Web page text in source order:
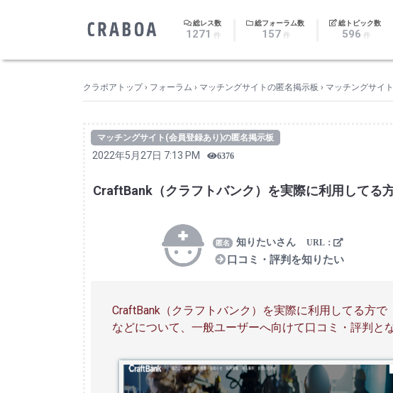
総レス数
1271 件
総フォーラム数
157 件
総トピック数
596 件
クラボアトップ › フォーラム › マッチングサイトの匿名掲示板 › マッチングサイ
マッチングサイト(会員登録あり)の匿名掲示板
2022年5月27日 7:13 PM 6376
CraftBank（クラフトバンク）を実際に利用してる
知りたいさん
口コミ・評判を知りたい
CraftBank（クラフトバンク）を実際に利用してる方
などについて、一般ユーザーへ向けて口コミ・評判と